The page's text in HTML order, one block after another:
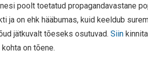
poolt toetatud propagandavastane
ja on ehk hääbumas, kuid keeldub
jätkuvalt tõeseks osutuvad.Siin
on tõene.